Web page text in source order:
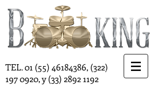
TEL.01 (55) 46184386, (322)
197 0920, y(33) 2892 1192
http://www.twitter.com/Bookinginternat
http://www.twitter.com/Bookinginternat